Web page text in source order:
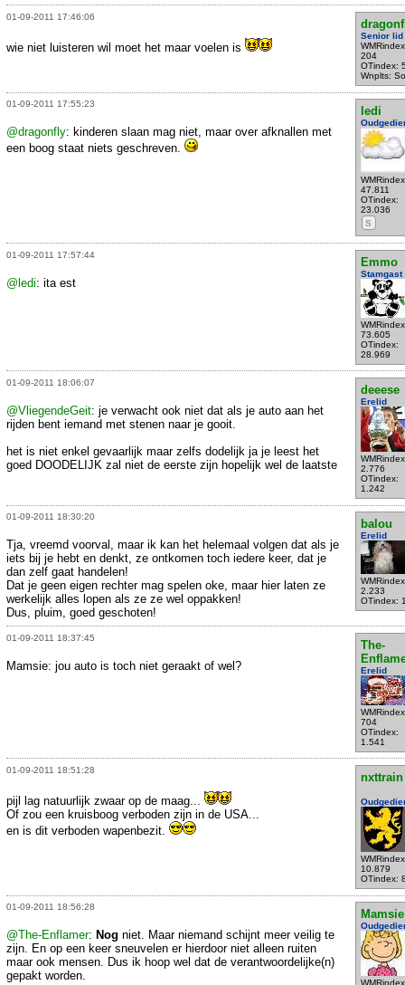
01-09-2011 17:46:06
Senior lid
204
OTindex:
Wnplts:
wie niet luisteren wil moet het maar voelen is
01-09-2011 17:55:23
ledi
47.811
OTindex:
23.036
S
@dragonfly: kinderen slaan mag niet, maar over afknallen met
een boog staat niets geschreven.
01-09-2011 17:57:44
Emmo
Stamgast
73.605
OTindex:
28.969
@ledi: ita est
01-09-2011 18:06:07
deeese
Erelid
2.776
OTindex:
1.242
@VliegendeGeit: je verwacht ook niet dat als je auto aan het
rijden bent iemand met stenen naar je gooit.
het is niet enkel gevaarlijk maar zelfs dodelijk ja je leest het
goed DOODELIJK zal niet de eerste zijn hopelijk wel de laatste
01-09-2011 18:30:20
balou
Erelid
2.233
OTindex:
Tja, vreemd voorval, maar ik kan het helemaal volgen dat als je
iets bij je hebt en denkt, ze ontkomen toch iedere keer, dat je
dan zelf gaat handelen!
Dat je geen eigen rechter mag spelen oke, maar hier laten ze
werkelijk alles lopen als ze ze wel oppakken!
Dus, pluim, goed geschoten!
01-09-2011 18:37:45
The-
Erelid
704
OTindex:
1.541
Mamsie: jou auto is toch niet geraakt of wel?
01-09-2011 18:51:28
nxttrain
10.879
OTindex:
pijl lag natuurlijk zwaar op de maag...
Of zou een kruisboog verboden zijn in de USA...
en is dit verboden wapenbezit.
01-09-2011 18:56:28
Mamsie
@The-Enflamer: Nog niet. Maar niemand schijnt meer veilig te
zijn. En op een keer sneuvelen er hierdoor niet alleen ruiten
maar ook mensen. Dus ik hoop wel dat de verantwoordelijke(n)
gepakt worden.